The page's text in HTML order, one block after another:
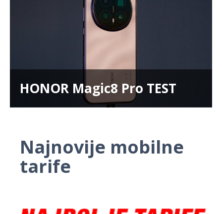
HONOR Magic8 Pro TEST
Najnovije mobilne
tarife